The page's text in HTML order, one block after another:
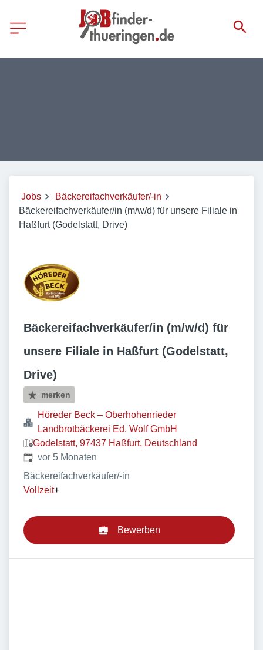
Jobs
Bäckereifachverkäufer/-in
Bäckereifachverkäufer/in (m/w/d) für unsere Filiale in
Haßfurt (Godelstatt, Drive)
Bäckereifachverkäufer/in (m/w/d) für
unsere Filiale in Haßfurt (Godelstatt,
Drive)
merken
Höreder Beck – Oberhohenrieder
Landbrotbäckerei Ed. Wolf GmbH
Godelstatt, 97437 Haßfurt, Deutschland
Veröffentlicht:
vor 5 Monaten
Bäckereifachverkäufer/-in
Vollzeit+
Bewerben